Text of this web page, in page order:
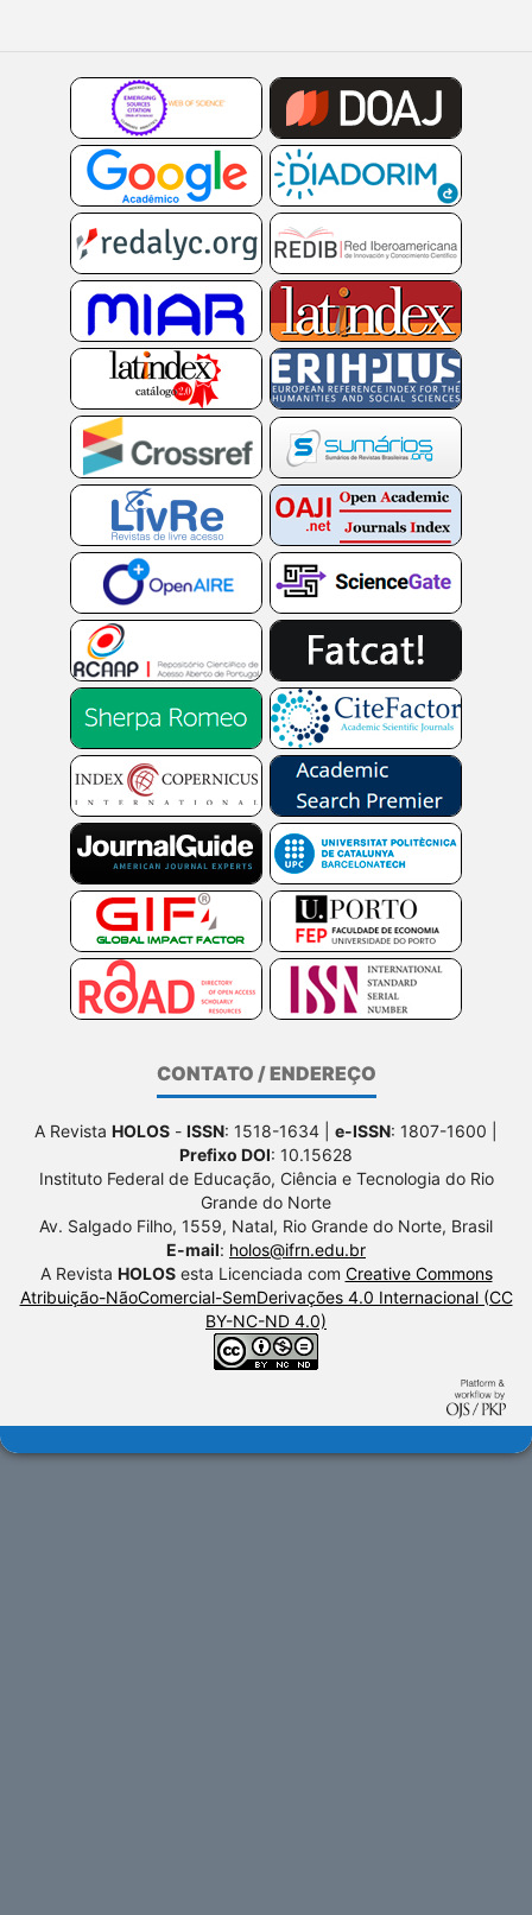
CONTATO / ENDEREÇO
A Revista HOLOS - ISSN: 1518-1634 | e-ISSN: 1807-1600 |
Prefixo DOI: 10.15628
Instituto Federal de Educação, Ciência e Tecnologia do Rio
Grande do Norte
Av. Salgado Filho, 1559, Natal, Rio Grande do Norte, Brasil
E-mail: holos@ifrn.edu.br
A Revista HOLOSesta Licenciada com Creative Commons
Atribuição-NãoComercial-SemDerivações 4.0 Internacional (CC
BY-NC-ND 4.0)